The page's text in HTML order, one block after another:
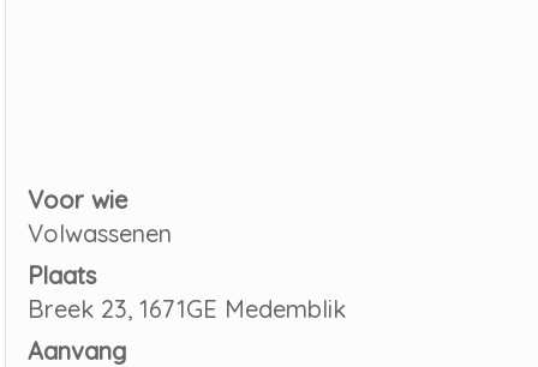
Voor wie
Volwassenen
Plaats
Breek 23, 1671GE Medemblik
Aanvang